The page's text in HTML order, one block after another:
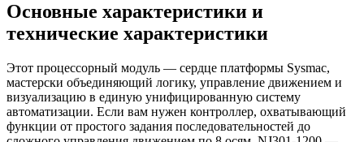
Основные характеристики и
технические характеристики
Этот процессорный модуль — сердце платформы Sysmac,
мастерски объединяющий логику, управление движением и
визуализацию в единую унифицированную систему
автоматизации. Если вам нужен контроллер, охватывающий
функции от простого задания последовательностей до